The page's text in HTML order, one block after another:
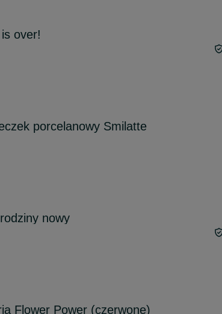
over!
porcelanowy Smilatte
nowy
Flower Power (czerwone)